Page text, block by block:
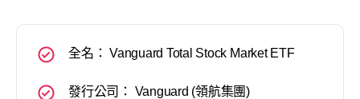
全名： Vanguard Total Stock Market ETF
發行公司： Vanguard (領航集團)